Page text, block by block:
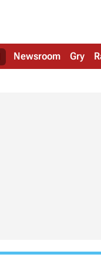
Newsroom Gry